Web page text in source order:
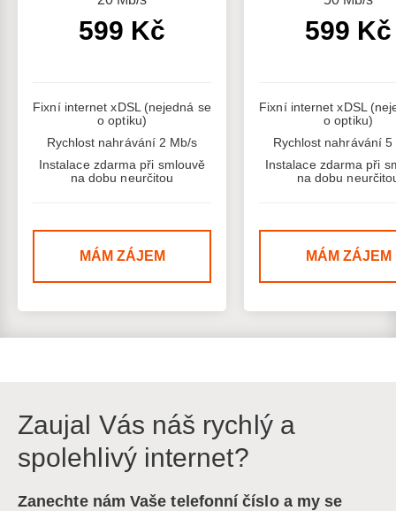
599 Kč
Fixní internet xDSL (nejedná se
o optiku)
Rychlost nahrávání 2 Mb/s
Instalace zdarma při smlouvě
na dobu neurčitou
MÁM ZÁJEM
599 Kč
Fixní internet xDSL
o optiku)
Rychlost nahrávání 5
Instalace zdarma při
na dobu
MÁM ZÁJEM
Zaujal Vás náš rychlý a
spolehlivý internet?
Zanechte nám Vaše telefonní číslo a my se